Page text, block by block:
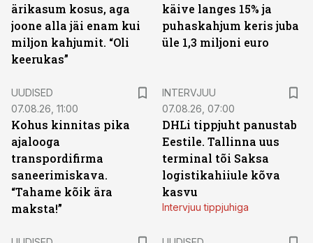
ärikasum kosus, aga
joone alla jäi enam kui
miljon kahjumit. “Oli
keerukas”
käive langes 15% ja
puhaskahjum keris juba
üle 1,3 miljoni euro
UUDISED
07.08.26, 11:00
Kohus kinnitas pika
ajalooga
transpordifirma
saneerimiskava.
“Tahame kõik ära
maksta!”
INTERVJUU
07.08.26, 07:00
DHLi tippjuht panustab
Eestile. Tallinna uus
terminal tõi Saksa
logistikahiiule kõva
kasvu
Intervjuu tippjuhiga